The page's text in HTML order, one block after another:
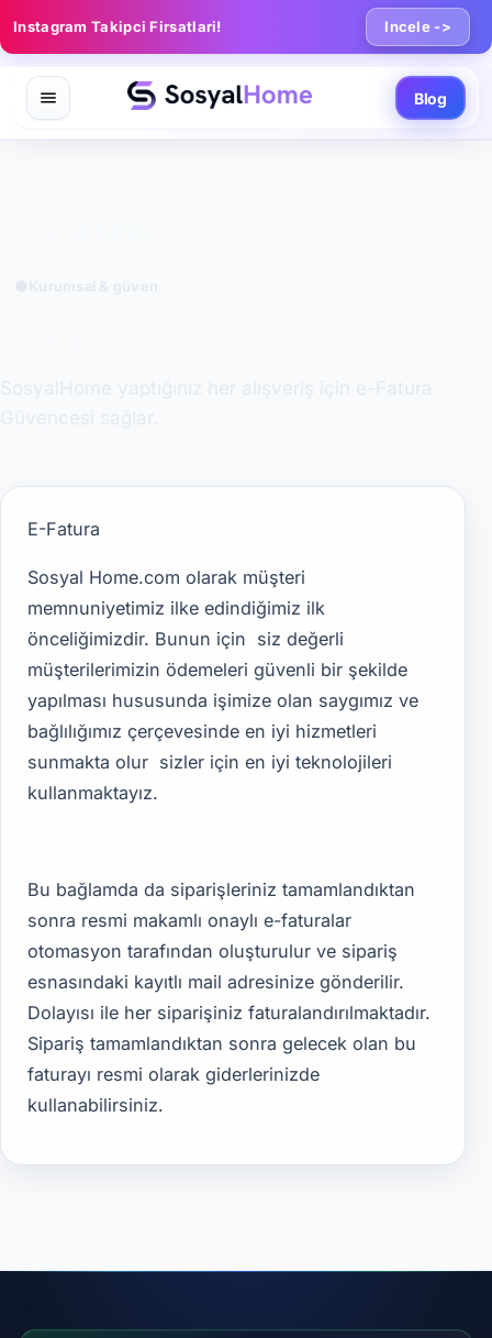
Instagram Takipci Firsatlari! Incele ->
Blog
E-Fatura
Sosyal Home.com olarak müşteri
memnuniyetimiz ilke edindiğimiz ilk
önceliğimizdir. Bunun için siz değerli
müşterilerimizin ödemeleri güvenli bir şekilde
yapılması hususunda işimize olan saygımız ve
bağlılığımız çerçevesinde en iyi hizmetleri
sunmakta olur sizler için en iyi teknolojileri
kullanmaktayız.
Bu bağlamda da siparişleriniz tamamlandıktan
sonra resmi makamlı onaylı e-faturalar
otomasyon tarafından oluşturulur ve sipariş
esnasındaki kayıtlı mail adresinize gönderilir.
Dolayısı ile her siparişiniz faturalandırılmaktadır.
Sipariş tamamlandıktan sonra gelecek olan bu
faturayı resmi olarak giderlerinizde
kullanabilirsiniz.